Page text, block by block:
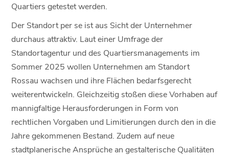
Quartiers getestet werden.
Der Standort per se ist aus Sicht der Unternehmer
durchaus attraktiv. Laut einer Umfrage der
Standortagentur und des Quartiersmanagements im
Sommer 2025 wollen Unternehmen am Standort
Rossau wachsen und ihre Flächen bedarfsgerecht
weiterentwickeln. Gleichzeitig stoßen diese Vorhaben auf
mannigfaltige Herausforderungen in Form von
rechtlichen Vorgaben und Limitierungen durch den in die
Jahre gekommenen Bestand. Zudem auf neue
stadtplanerische Ansprüche an gestalterische Qualitäten